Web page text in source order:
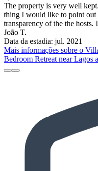
The property is very well
thing I would like to point out
transparency of the the
João T.
Data da estadia: jul. 2021
Mais informações sobre o
Bedroom Retreat near Lagos